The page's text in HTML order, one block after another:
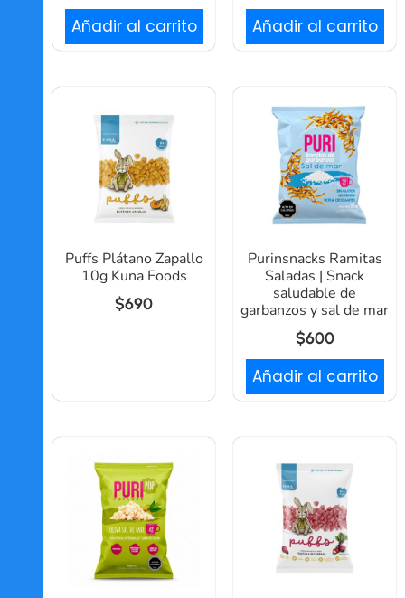
Añadir al carrito Añadir al carrito
Puffs Plátano Zapallo
10g Kuna Foods
$690
Purinsnacks Ramitas
Saladas | Snack
saludable de
garbanzos y sal de mar
$600
Añadir al carrito